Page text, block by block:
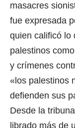
masacres
fue expresada
quien calificó lo
palestinos
y crímenes
«los palestinos
defienden sus
Desde la
librado más de